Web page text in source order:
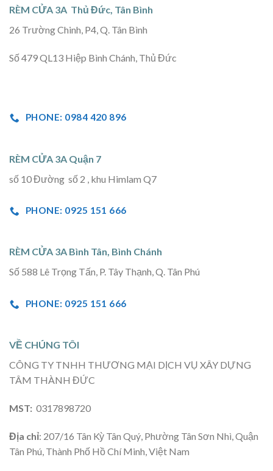
RÈM CỬA 3A Thủ Đức, Tân Bình
26 Trường Chinh, P4, Q. Tân Bình
Số 479 QL13 Hiệp Bình Chánh, Thủ Đức
PHONE: 0984 420 896
RÈM CỬA 3A Quận 7
số 10 Đường số 2 , khu Himlam Q7
PHONE: 0925 151 666
RÈM CỬA 3A Bình Tân, Bình Chánh
Số 588 Lê Trọng Tấn, P. Tây Thạnh, Q. Tân Phú
PHONE: 0925 151 666
VỀ CHÚNG TÔI
CÔNG TY TNHH THƯƠNG MẠI DỊCH VỤ XÂY DỰNG
TÂM THÀNH ĐỨC
MST: 0317898720
Địa chỉ: 207/16 Tân Kỳ Tân Quý, Phường Tân Sơn Nhì, Quận
Tân Phú, Thành Phố Hồ Chí Minh, Việt Nam